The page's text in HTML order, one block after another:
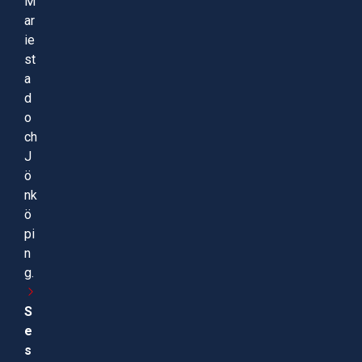
ar
ie
st
a
d
o
ch
J
ö
nk
ö
pi
n
g.
S
e
s